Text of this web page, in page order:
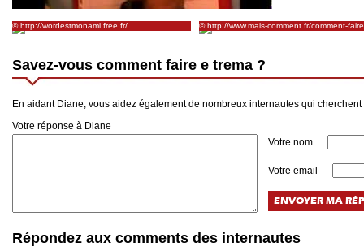
© http://wordestmonami.free.fr/
© http://www.mais-comment.fr/comment-
e-trema.html
Savez-vous comment faire e trema ?
En aidant Diane, vous aidez également de nombreux internautes qui
Votre réponse à Diane
Votre nom
Votre email
Répondez aux comments des internautes